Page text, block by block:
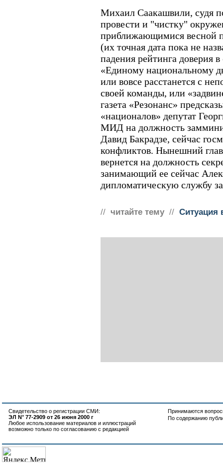
Михаил Саакашвили, судя
провести и "чистку"
приближающимися весной
(их точная дата пока не
падения рейтинга доверия
«Единому национальному
или вовсе расстанется с
своей команды, или
газета «Резонанс»
«националов» депутат
МИД на должность
Давид Бакрадзе, сейчас
конфликтов. Нынешний
вернется на должность
занимающий ее сейчас
дипломатическую службу
// читайте тему // Ситуация
Свидетельство о регистрации СМИ:
ЭЛ N° 77-2909 от 26 июня 2000 г
Любое использование материалов и иллюстраций
возможно только по согласованию с редакцией
Принимаются
По содержанию